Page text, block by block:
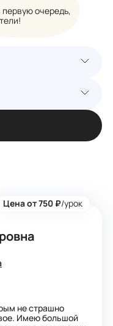
очередь,
Цена от 750 ₽/урок
не страшно
Имею большой